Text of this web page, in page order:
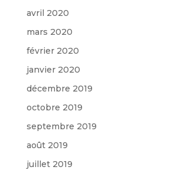
avril 2020
mars 2020
février 2020
janvier 2020
décembre 2019
octobre 2019
septembre 2019
août 2019
juillet 2019